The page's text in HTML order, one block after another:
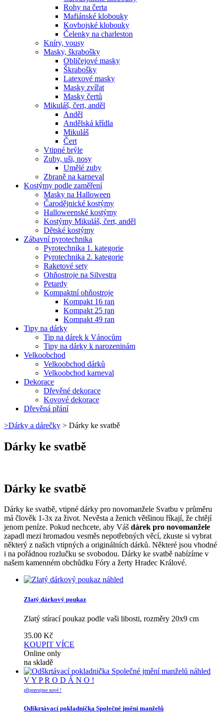
Rohy na čerta
Mafiánské klobouky
Kovbojské klobouky
Čelenky na charleston
Kníry, vousy
Masky, škrabošky
Obličejové masky
Škrabošky
Latexové masky
Masky zvířat
Masky čertů
Mikuláš, čert, anděl
Anděl
Andělská křídla
Mikuláš
Čert
Vtipné brýle
Zuby, uši, nosy
Umělé zuby
Zbraně na karneval
Kostýmy podle zaměření
Masky na Halloween
Čarodějnické kostýmy
Halloweenské kostýmy
Kostýmy Mikuláš, čert, anděl
Dětské kostýmy
Zábavní pyrotechnika
Pyrotechnika 1. kategorie
Pyrotechnika 2. kategorie
Raketové sety
Ohňostroje na Silvestra
Petardy
Kompaktní ohňostroje
Kompakt 16 ran
Kompakt 25 ran
Kompakt 49 ran
Tipy na dárky
Tip na dárek k Vánocům
Tipy na dárky k narozeninám
Velkoobchod
Velkoobchod dárků
Velkoobchod karneval
Dekorace
Dřevěné dekorace
Kovové dekorace
Dřevěná přání
>Dárky a dárečky > Dárky ke svatbě
Dárky ke svatbě
Dárky ke svatbě
Dárky ke svatbě, vtipné dárky pro novomanžele Svatbu v průměru
má člověk 1-3x za život. Nevěsta a ženich většinou říkají, že chtějí
jenom peníze. Pokud nechcete, aby Váš dárek pro novomanžele
zapadl mezi hromadou vesměs nepotřebných věcí, zkuste si vybrat
některý z našich vtipných a originálních dárků. Některé jsou vhodné
i na pořádnou rozlučku se svobodou. Dárky ke svatbě nabízíme v
našem kamenném obchůdku Fóry a žerty Hradec Králové.
náhled
Zlatý dárkový poukaz
Zlatý stírací poukaz podle vaši libosti, rozměry 20x9 cm
35.00 Kč
KOUPIT VÍCE
Online only
na skladě
náhled
V Y P R O D Á N O !
připravujme nové !
Odškrtávací pokladnička Společné jmění manželů